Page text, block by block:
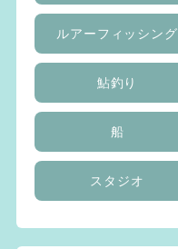
ルアーフィッシング
鮎釣り
船
スタジオ